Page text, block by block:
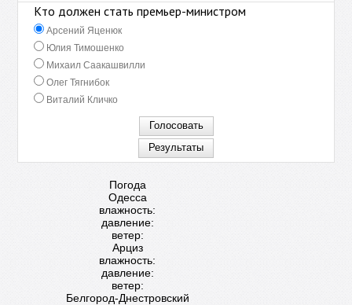
Кто должен стать премьер-министром
Арсений Яценюк
Юлия Тимошенко
Михаил Саакашвилли
Олег Тягнибок
Виталий Кличко
Погода
Одесса
влажность:
давление:
ветер:
Арциз
влажность:
давление:
ветер:
Белгород-Днестровский